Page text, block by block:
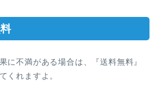
に不満がある場合は、『送料無料』
くれますよ。